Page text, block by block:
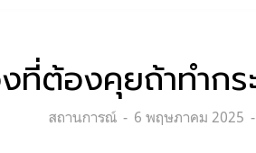
งที่ต้องคุยถ้าทำกร
Categories:
สถานการณ์
Posted
6 พฤษภาคม 2025